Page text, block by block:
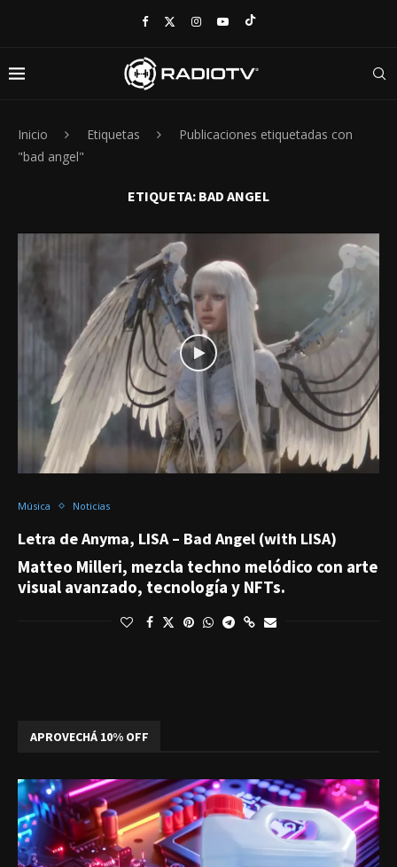
Inicio Etiquetas
Publicaciones etiquetadas con
"bad angel"
ETIQUETA: BAD ANGEL
Música Noticias
Letra de Anyma, LISA – Bad Angel (with LISA)
Matteo Milleri, mezcla techno melódico con arte
visual avanzado, tecnología y NFTs.
APROVECHÁ 10% OFF